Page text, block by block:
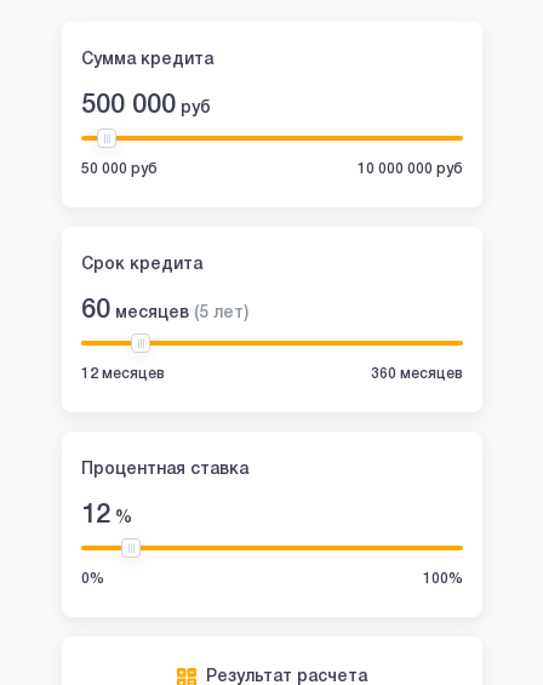
Сумма кредита
500 000 руб
50 000 руб 10 000 000 руб
Срок кредита
60 месяцев (5 лет)
12 месяцев 360 месяцев
Процентная ставка
12%
0% 100%
Результат расчета